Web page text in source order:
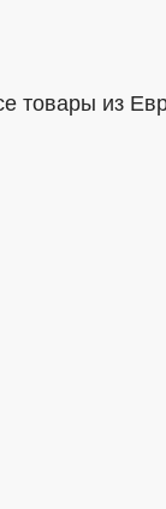
товары из